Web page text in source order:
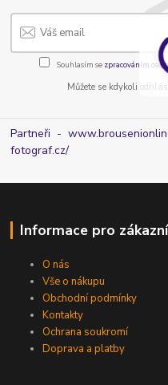
Souhlasím se zpracováním
Můžete se kdykoli
Partneři -
fotograf.cz/
Informace pro
O nás
Vše o nákupu
Obchodní podmínky
Kontakty
Ochrana soukromí
Doprava a platby